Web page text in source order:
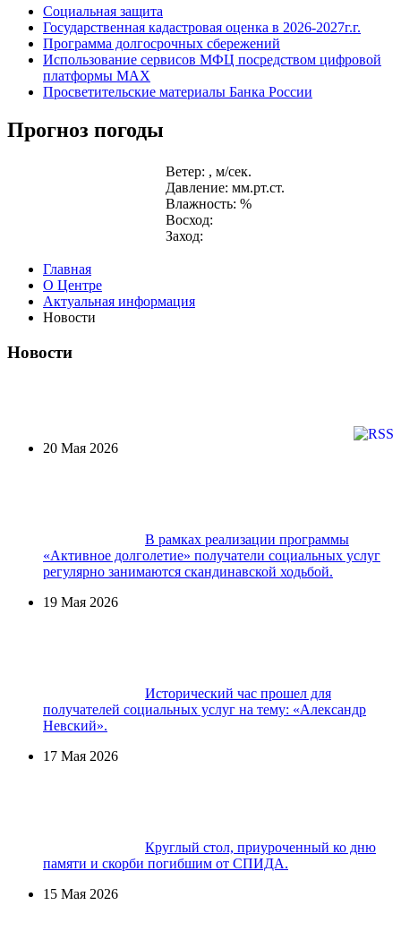
Социальная защита
Государственная кадастровая оценка в 2026-2027г.г.
Программа долгосрочных сбережений
Использование сервисов МФЦ посредством цифровой
платформы MAX
Просветительские материалы Банка России
Прогноз погоды
Ветер: , м/сек.
Давление: мм.рт.ст.
Влажность: %
Восход:
Заход:
Главная
О Центре
Актуальная информация
Новости
Новости
20 Мая 2026
В рамках реализации программы
«Активное долголетие» получатели социальных услуг
регулярно занимаются скандинавской ходьбой.
19 Мая 2026
Исторический час прошел для
получателей социальных услуг на тему: «Александр
Невский».
17 Мая 2026
Круглый стол, приуроченный ко дню
памяти и скорби погибшим от СПИДА.
15 Мая 2026